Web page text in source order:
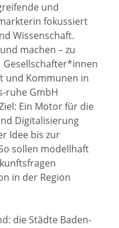
und
fokussiert
Wis­sen­schaft.
machen – zu
Gesellschafter*innen
und Kommunen in
ruhe GmbH
Ein Motor für die
Digitalisierung
Idee bis zur
sollen modellhaft
in der Region
die Städte Baden-